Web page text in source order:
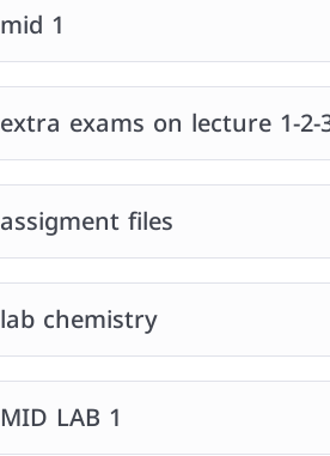
mid 1
assigment files
lab chemistry
MID LAB 1